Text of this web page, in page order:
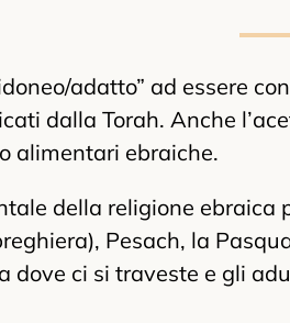
adatto” ad essere
dalla Torah. Anche
alimentari ebraiche.
della religione
Pesach, la
dove ci si traveste e gli